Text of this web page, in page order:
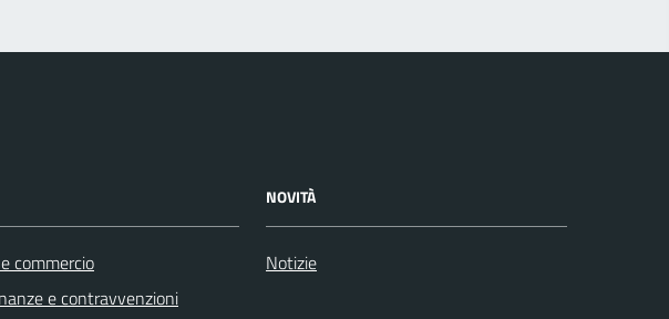
commercio
e contravvenzioni
NOVITÀ
Notizie